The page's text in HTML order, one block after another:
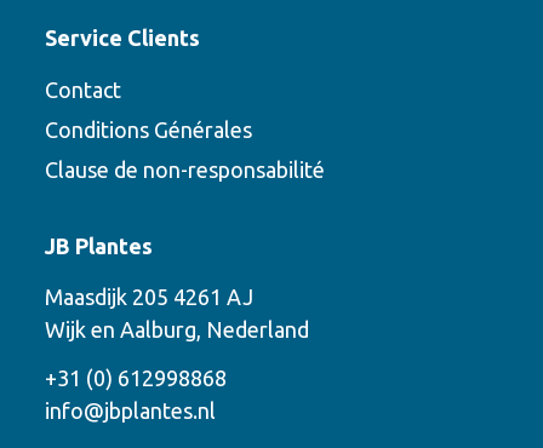
options suivantes
Service Clients
Contact
Conditions Générales
Clause de non-responsabilité
JB Plantes
Maasdijk 205 4261 AJ
Wijk en Aalburg, Nederland
+31 (0) 612998868
info@jbplantes.nl